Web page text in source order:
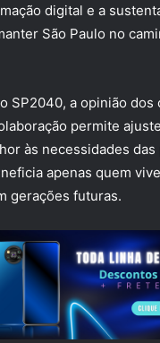
digital e a
São Paulo no
SP2040, a opinião dos
permite
às necessidades das
apenas quem
gerações futuras.